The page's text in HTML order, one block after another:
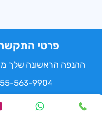
פרטי
ההנפה הראשונה שלך
563-9904